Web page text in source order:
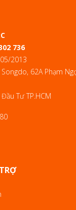
736
2013
62A Phạm
Tư TP.HCM